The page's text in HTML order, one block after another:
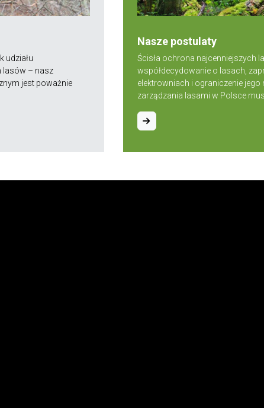
udziału
lasów – nasz
jest poważnie
Nasze postulaty
Ścisła ochrona najcenniejszych
współdecydowanie o lasach,
elektrowniach i ograniczenie
zarządzania lasami w Polsce